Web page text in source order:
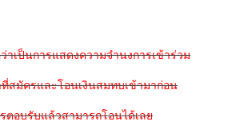
าเป็นการแสดงความจำนงการเข้าร่วม
สมัครและโอนเงินสมทบเข้ามาก่อน
ตอบรับแล้วสามารถโอนได้เลย